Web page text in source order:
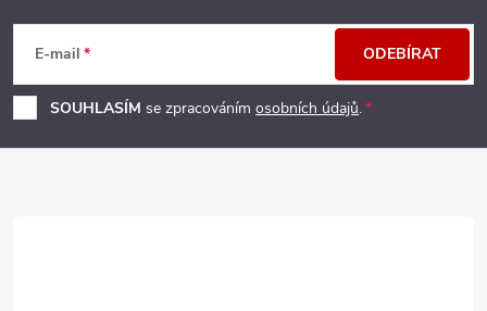
p
a
E-mail
SOUHLASÍM se zpracováním osobních údajů.
ODEBÍRAT